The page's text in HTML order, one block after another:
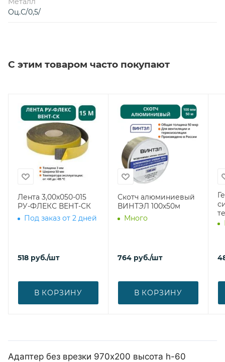
Оц.С/0,5/
С этим товаром часто покупают
Лента 3,00х050-015
РУ-ФЛЕКС ВЕНТ-СК
Под заказ от 2 дней
518 руб./шт
В КОРЗИНУ
Скотч алюминиевый
ВИНТЭЛ 100х50м
Много
764 руб./шт
В КОРЗИНУ
Адаптер без врезки 970х200 высота h-60